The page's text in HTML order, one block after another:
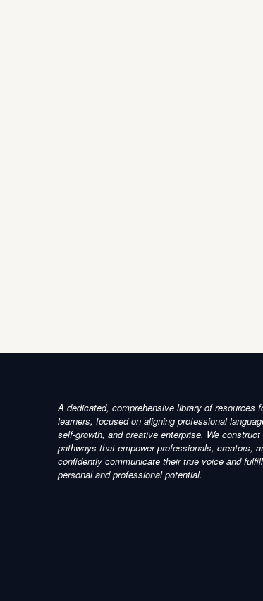
A dedicated, comprehensive library of resources
learners, focused on aligning professional
self-growth, and creative enterprise. We
pathways that empower professionals, creators,
confidently communicate their true voice and
personal and professional potential.